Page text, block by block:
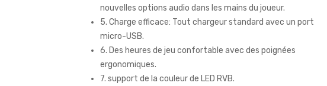
nouvelles options audio dans les mains du joueur.
5. Charge efficace: Tout chargeur standard avec un port
micro-USB.
6. Des heures de jeu confortable avec des poignées
ergonomiques.
7. support de la couleur de LED RVB.